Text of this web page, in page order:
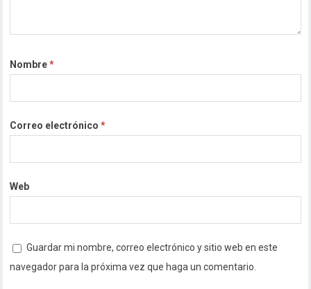
Nombre*
Correo electrónico*
Web
Guardar mi nombre, correo electrónico y sitio web en este
navegador para la próxima vez que haga un comentario.